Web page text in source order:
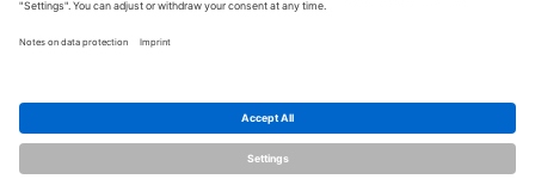
© ALLPLAN Schweiz AG ALLPLAN ist Teil derNemetschek Group